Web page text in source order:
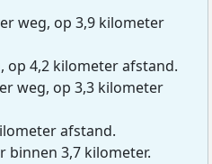
weg, op 3,9 kilometer
op 4,2 kilometer afstand.
weg, op 3,3 kilometer
afstand.
binnen 3,7 kilometer.